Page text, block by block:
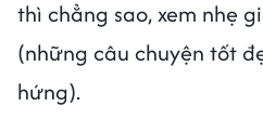
thì chẳng sao, xem nhẹ
(những câu chuyện tốt
hứng).